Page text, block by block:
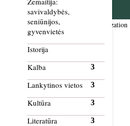
savivaldybės,
seniūnijos,
gyvenvietės
Istorija
Kalba
Lankytinos vietos
Kultūra
Literatūra
Smush Image Compression and Optimization